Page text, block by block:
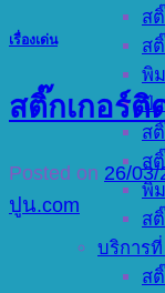
ส
ส
พิ
ป้
ส
ส
พิ
ส
บริการ
ส
เรื่องเด่น
สติ๊กเกอร์ติ
Posted on 26/03/
ปูน.com